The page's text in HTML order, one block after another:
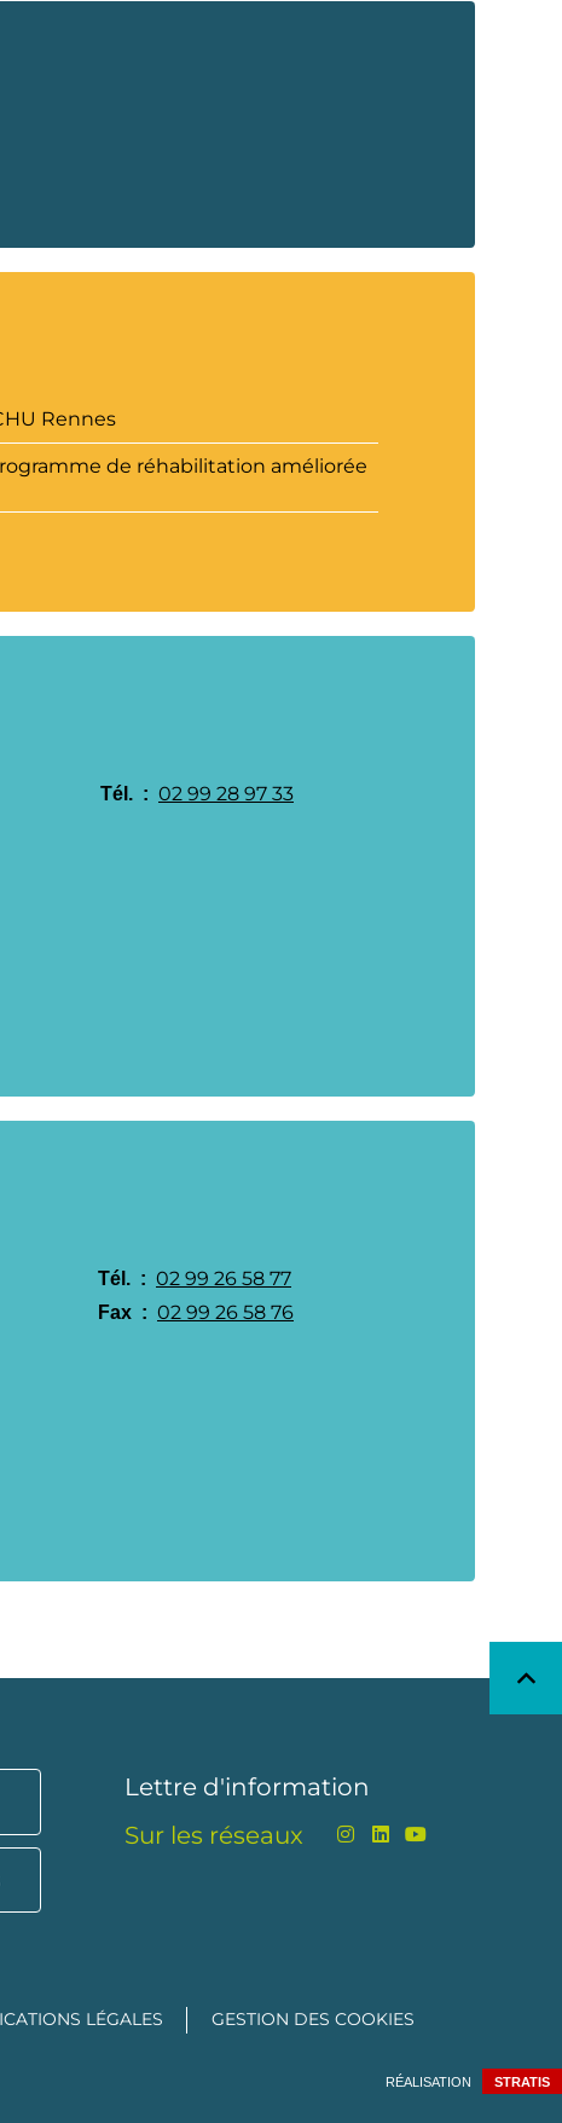
Rennes
de réhabilitation améliorée
Tél.  : 02 99 28 97 33
Tél.  : 02 99 26 58 77
Fax  : 02 99 26 58 76
Lettre d'information
Sur les réseaux
LÉGALES GESTION DES COOKIES
RÉALISATION STRATIS